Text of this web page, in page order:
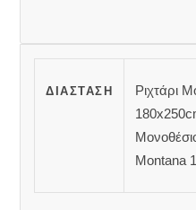
ΔΙΆΣΤΑΣΗ
Ριχτάρι
Montana